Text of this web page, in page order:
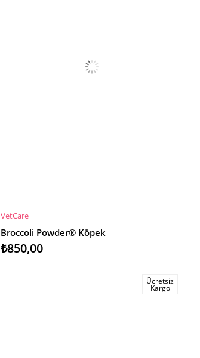
SEPETE EKLE
VetCare
Broccoli Powder® Köpek
₺850,00
Ücretsiz
Kargo